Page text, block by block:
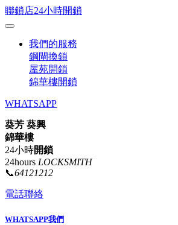
聯鎖店24小時開鎖
我們的服務
鋼閘換鎖
屋苑開鎖
錦華樓開鎖
WHATSAPP
葵芳 葵興
錦華樓
24小時開鎖
24hours LOCKSMITH
📞64121212
電話聯絡
WHATSAPP我們